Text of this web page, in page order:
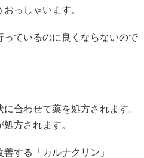
っしゃいます。
ているのに良くならないので
合わせて薬を処方されます。
方されます。
する「カルナクリン」